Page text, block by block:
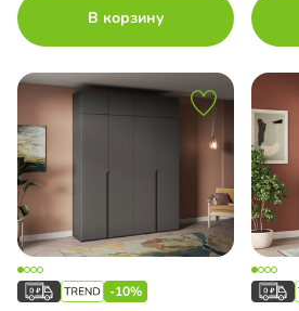
В корзину
-10%